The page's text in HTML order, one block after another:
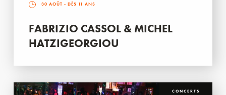
30 AOÛT - DÈS 11 ANS
FABRIZIO CASSOL & MICHEL
HATZIGEORGIOU
CONCERTS